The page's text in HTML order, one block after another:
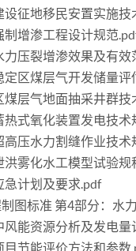
征地移民安置实施技
制增渗工程设计规范
力压裂增渗效果及有
定区煤层气开发储量
层气地面抽采井群技
式氧化装置发电技术
压水力割缝作业技术
雾化水工模型试验规
急计划及要求.pdf
图标准 第4部分：水
能资源分析及发电量
目节能评价方法和参数